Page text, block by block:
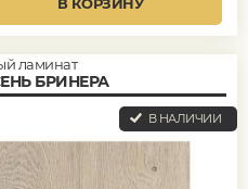
ламинат
БРИНЕРА
В НАЛИЧИИ